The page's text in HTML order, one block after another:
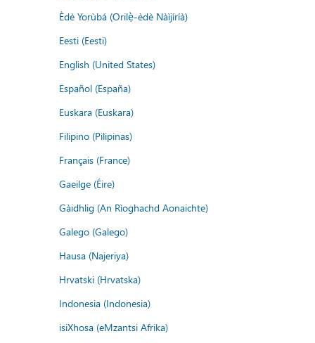
Èdè Yorùbá (Orilẹ̀-èdè Nàìjíríà)
Eesti (Eesti)
English (United States)
Español (España)
Euskara (Euskara)
Filipino (Pilipinas)
Français (France)
Gaeilge (Éire)
Gàidhlig (An Rìoghachd Aonaichte)
Galego (Galego)
Hausa (Najeriya)
Hrvatski (Hrvatska)
Indonesia (Indonesia)
isiXhosa (eMzantsi Afrika)